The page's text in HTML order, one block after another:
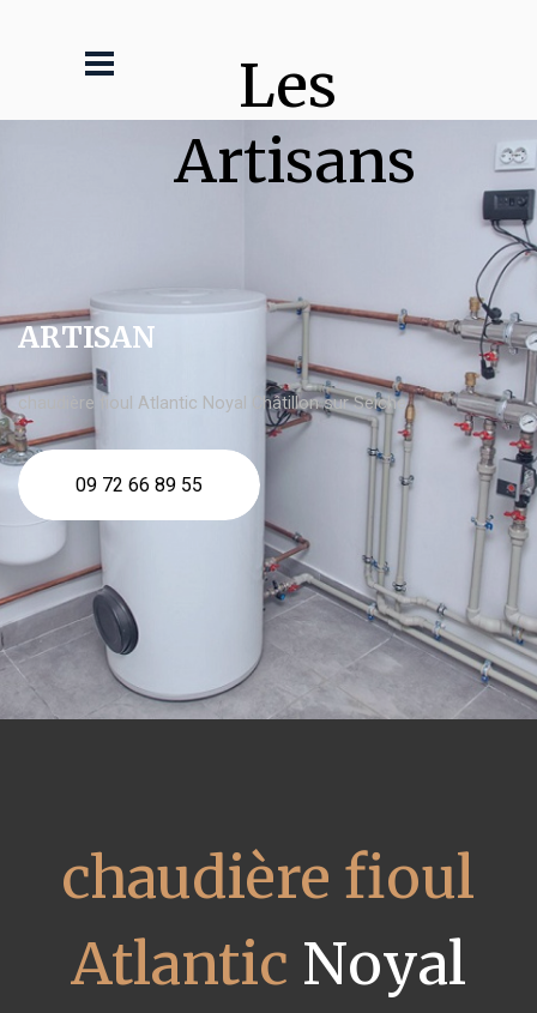
Les
Artisans
ARTISAN
chaudière fioul Atlantic Noyal Châtillon sur Seiche
09 72 66 89 55
chaudière fioul
Atlantic Noyal